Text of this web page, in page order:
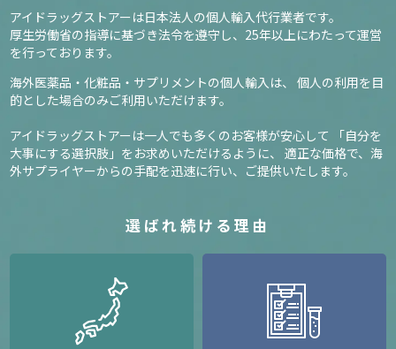
アイドラッグストアーは日本法人の個人輸入代行業者です。
厚生労働省の指導に基づき法令を遵守し、 25年以上にわたって運営
を行っております。
海外医薬品・化粧品・サプリメントの個人輸入は、
個人の利用を目
的とした場合のみご利用いただけます。
アイドラッグストアーは一人でも多くのお客様が安心して
「自分を
大事にする選択肢」をお求めいただけるように、
適正な価格で、海
外サプライヤーからの手配を迅速に行い、ご提供いたします。
選ばれ続ける理由